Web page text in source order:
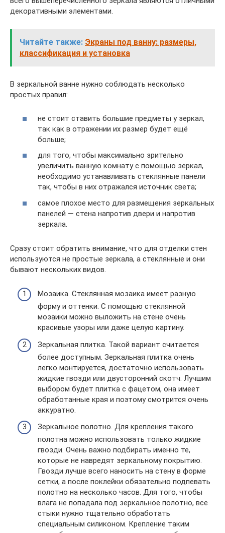
декоративными элементами.
Читайте также: Экраны под ванну: размеры,
классификация и установка
В зеркальной ванне нужно соблюдать несколько
простых правил:
не стоит ставить большие предметы у зеркал,
так как в отражении их размер будет ещё
больше;
для того, чтобы максимально зрительно
увеличить ванную комнату с помощью зеркал,
необходимо устанавливать стеклянные панели
так, чтобы в них отражался источник света;
самое плохое место для размещения зеркальных
панелей — стена напротив двери и напротив
зеркала.
Сразу стоит обратить внимание, что для отделки стен
используются не простые зеркала, а стеклянные и они
бывают нескольких видов.
Мозаика. Стеклянная мозаика имеет разную
форму и оттенки. С помощью стеклянной
мозаики можно выложить на стене очень
красивые узоры или даже целую картину.
Зеркальная плитка. Такой вариант считается
более доступным. Зеркальная плитка очень
легко монтируется, достаточно использовать
жидкие гвозди или двусторонний скотч. Лучшим
выбором будет плитка с фацетом, она имеет
обработанные края и поэтому смотрится очень
аккуратно.
Зеркальное полотно. Для крепления такого
полотна можно использовать только жидкие
гвозди. Очень важно подбирать именно те,
которые не навредят зеркальному покрытию.
Гвозди лучше всего наносить на стену в форме
сетки, а после поклейки обязательно подпевать
полотно на несколько часов. Для того, чтобы
влага не попадала под зеркальное полотно, все
стыки нужно тщательно обработать
специальным силиконом. Крепление таким